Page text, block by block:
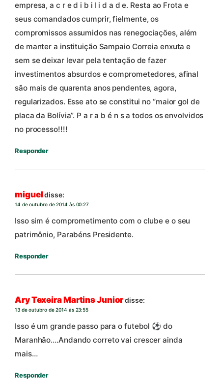
empresa, a c r e d i b i l i d a d e. Resta ao Frota e
seus comandados cumprir, fielmente, os
compromissos assumidos nas renegociações, além
de manter a instituição Sampaio Correia enxuta e
sem se deixar levar pela tentação de fazer
investimentos absurdos e comprometedores, afinal
são mais de quarenta anos pendentes, agora,
regularizados. Esse ato se constitui no “maior gol de
placa da Bolívia”. P a r a b é n s a todos os envolvidos
no processo!!!!
Responder
migueldisse:
14 de outubro de 2014 às 00:27
Isso sim é comprometimento com o clube e o seu
patrimônio, Parabéns Presidente.
Responder
Ary Texeira Martins Juniordisse:
13 de outubro de 2014 às 23:55
Isso é um grande passo para o futebol ⚽ do
Maranhão….Andando correto vai crescer ainda
mais…
Responder